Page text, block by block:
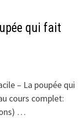
qui fait
– La poupée qui
cours complet:
…